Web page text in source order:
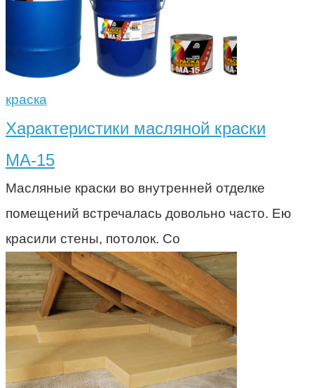
краска
Характеристики масляной краски
МА-15
Масляные краски во внутренней отделке
помещений встречалась довольно часто. Ею
красили стены, потолок. Со